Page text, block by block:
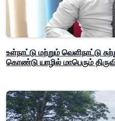
உள்நாட்டு மற்றும் வெளிநாட்டு
கொண்டு யாழில் மாபெரும்